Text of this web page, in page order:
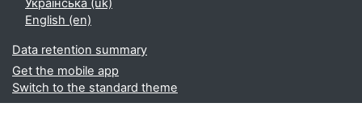
Українська ‎(uk)‎
English ‎(en)‎
Data retention summary
Get the mobile app
Switch to the standard theme